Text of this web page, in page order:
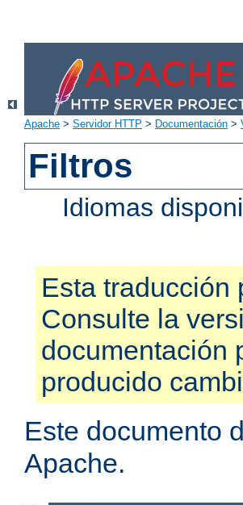
Apache > Servidor HTTP > Documentación >
Filtros
Idiomas
Esta traducción
Consulte la
documentación
producido
Este documento
Apache.